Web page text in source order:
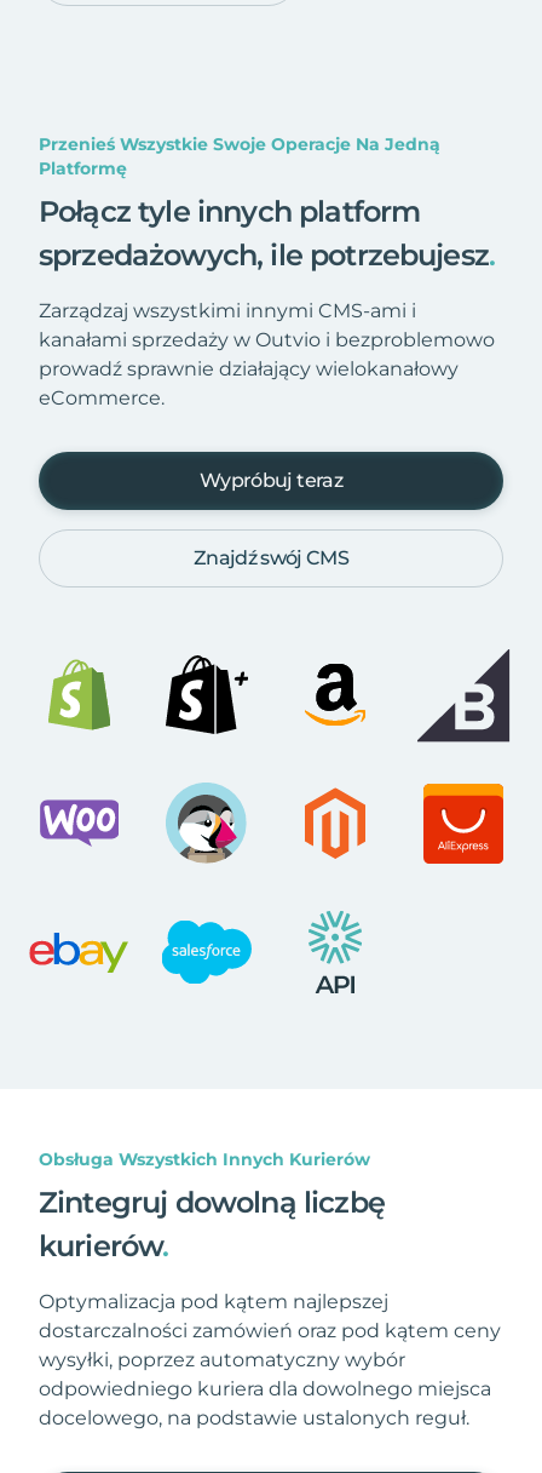
Przenieś Wszystkie Swoje Operacje Na Jedną
Platformę
Połącz tyle innych platform
sprzedażowych, ile potrzebujesz.
Zarządzaj wszystkimi innymi CMS-ami i
kanałami sprzedaży w Outvio i bezproblemowo
prowadź sprawnie działający wielokanałowy
eCommerce.
Wypróbuj teraz
Znajdź swój CMS
Obsługa Wszystkich Innych Kurierów
Zintegruj dowolną liczbę
kurierów.
Optymalizacja pod kątem najlepszej
dostarczalności zamówień oraz pod kątem ceny
wysyłki, poprzez automatyczny wybór
odpowiedniego kuriera dla dowolnego miejsca
docelowego, na podstawie ustalonych reguł.